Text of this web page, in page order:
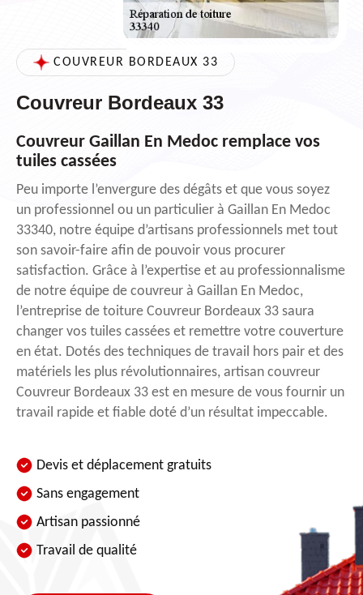
COUVREUR BORDEAUX 33
Couvreur Bordeaux 33
Couvreur Gaillan En Medoc remplace vos
tuiles cassées
Peu importe l’envergure des dégâts et que vous soyez
un professionnel ou un particulier à Gaillan En Medoc
33340, notre équipe d’artisans professionnels met tout
son savoir-faire afin de pouvoir vous procurer
satisfaction. Grâce à l’expertise et au professionnalisme
de notre équipe de couvreur à Gaillan En Medoc,
l’entreprise de toiture Couvreur Bordeaux 33 saura
changer vos tuiles cassées et remettre votre couverture
en état. Dotés des techniques de travail hors pair et des
matériels les plus révolutionnaires, artisan couvreur
Couvreur Bordeaux 33 est en mesure de vous fournir un
travail rapide et fiable doté d’un résultat impeccable.
Devis et déplacement gratuits
Sans engagement
Artisan passionné
Travail de qualité